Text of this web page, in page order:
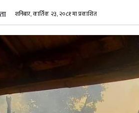
शनिबार, कार्तिक २३, २०८१ मा प्रकाशित